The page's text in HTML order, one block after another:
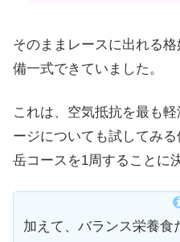
そのままレースに出れる
備一式できていました。
これは、空気抵抗を最も
ージについても試してみ
岳コースを1周することに
加えて、バランス栄養食